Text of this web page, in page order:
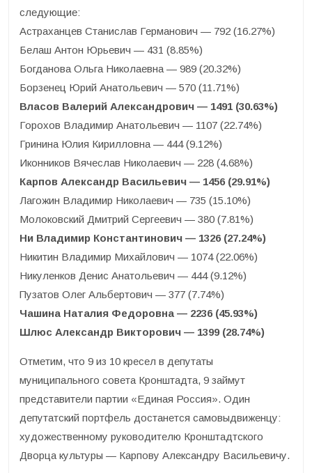
следующие:
Астраханцев Станислав Германович — 792 (16.27%)
Белаш Антон Юрьевич — 431 (8.85%)
Богданова Ольга Николаевна — 989 (20.32%)
Борзенец Юрий Анатольевич — 570 (11.71%)
Власов Валерий Александрович — 1491 (30.63%)
Горохов Владимир Анатольевич — 1107 (22.74%)
Гринина Юлия Кирилловна — 444 (9.12%)
Иконников Вячеслав Николаевич — 228 (4.68%)
Карпов Александр Васильевич — 1456 (29.91%)
Лагожин Владимир Николаевич — 735 (15.10%)
Молоковский Дмитрий Сергеевич — 380 (7.81%)
Ни Владимир Константинович — 1326 (27.24%)
Никитин Владимир Михайлович — 1074 (22.06%)
Никуленков Денис Анатольевич — 444 (9.12%)
Пузатов Олег Альбертович — 377 (7.74%)
Чашина Наталия Федоровна — 2236 (45.93%)
Шлюс Александр Викторович — 1399 (28.74%)
Отметим, что 9 из 10 кресел в депутаты
муниципального совета Кронштадта, 9 займут
представители партии «Единая Россия». Один
депутатский портфель достанется самовыдвиженцу:
художественному руководителю Кронштадтского
Дворца культуры — Карпову Александру Васильевичу.